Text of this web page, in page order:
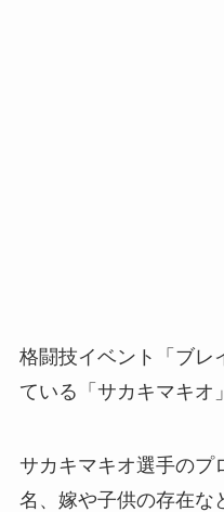
格闘技イベント「ブレ
ている「サカキマキオ
サカキマキオ選手のプ
名、嫁や子供の存在な